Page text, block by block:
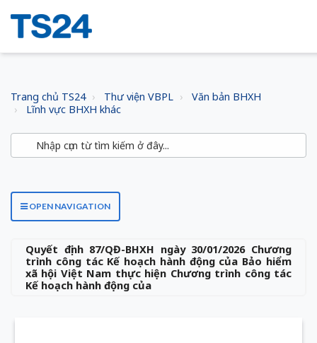
Trang chủ TS24 Thư viện VBPL
Văn bản BHXH
Lĩnh vực BHXH khác
OPEN NAVIGATION
Quyết định 87/QĐ-BHXH ngày 30/01/2026 Chương
trình công tác Kế hoạch hành động của Bảo hiểm
xã hội Việt Nam thực hiện Chương trình công tác
Kế hoạch hành động của